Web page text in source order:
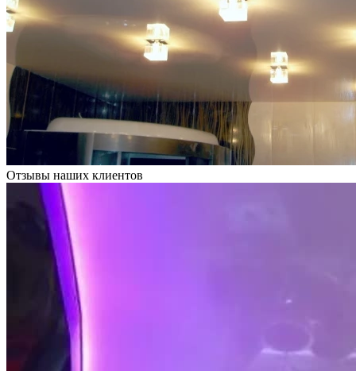
Отзывы наших клиентов